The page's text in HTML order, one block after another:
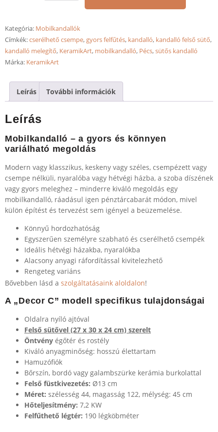
Kategória: Mobilkandallók
Címkék:cserélhető csempe, gyors felfűtés, kandalló, kandalló felső sütő,
kandalló melegítő, KeramikArt, mobilkandalló, Pécs,sütős kandalló
Márka: KeramikArt
Leírás További információk
Leírás
Mobilkandalló – a gyors és könnyen
variálható megoldás
Modern vagy klasszikus, keskeny vagy széles, csempézett vagy
csempe nélküli, nyaralóba vagy hétvégi házba, a szoba díszének
vagy gyors meleghez – minderre kiváló megoldás egy
mobilkandalló, ráadásul igen pénztárcabarát módon, mivel
külön építést és tervezést sem igényel a beüzemelése.
Könnyű hordozhatóság
Egyszerűen személyre szabható és cserélhető csempék
Ideális hétvégi házakba, nyaralókba
Alacsony anyagi ráfordítással kivitelezhető
Rengeteg variáns
Bővebben lásd a szolgáltatásaink aloldalon!
A „Decor C” modell specifikus tulajdonságai
Oldalra nyíló ajtóval
Felső sütővel (27 x 30 x 24 cm) szerelt
Öntvény égőtér és rostély
Kiváló anyagminőség: hosszú élettartam
Hamuzófiók
Bőrszín, bordó vagy galambszürke kerámia burkolattal
Felső füstkivezetés: Ø13 cm
Méret: szélesség 44, magasság 122, mélység: 45 cm
Hőteljesítmény: 7,2 KW
Felfűthető légtér: 190 légköbméter